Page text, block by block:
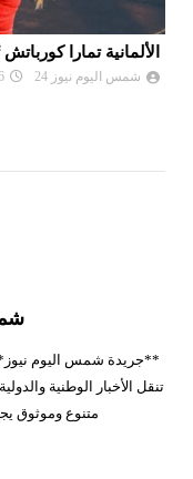
الألمانية تمارا
شمس اليوم نيوز 24 26
**جريدة شمس اليوم نيوز**:
تنقل الأخبار الوطنية
متنوع وموثوق